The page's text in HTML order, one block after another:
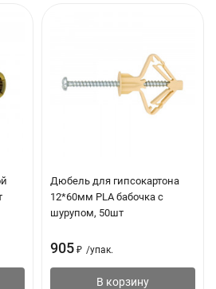
Дюбель для гипсокартона
12*60мм PLA бабочка с
шурупом, 50шт
905 ₽ /упак.
В корзину